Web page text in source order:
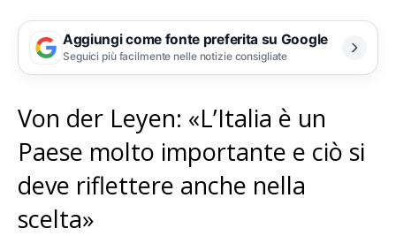
Aggiungi come fonte preferita su Google
Seguici più facilmente nelle notizie consigliate
Von der Leyen: «L’Italia è un
Paese molto importante e ciò si
deve riflettere anche nella
scelta»